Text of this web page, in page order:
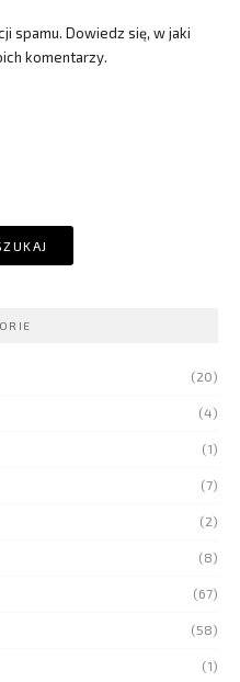
spamu. Dowiedz się, w jaki
komentarzy.
(20)
(4)
(1)
(7)
(2)
(8)
(67)
(58)
(1)